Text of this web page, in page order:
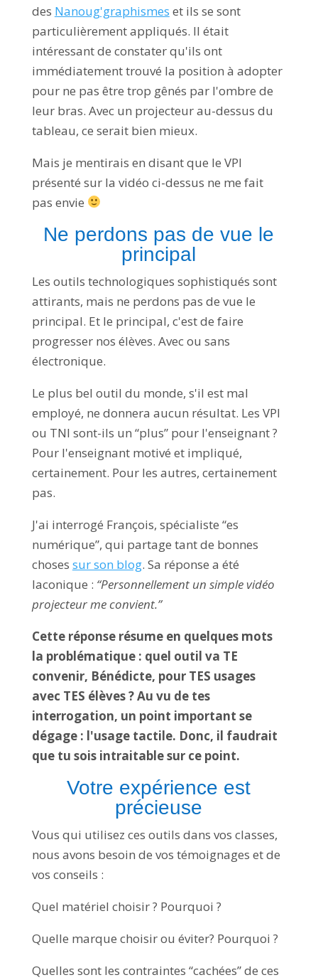
des Nanoug'graphismes et ils se sont
particulièrement appliqués. Il était
intéressant de constater qu'ils ont
immédiatement trouvé la position à adopter
pour ne pas être trop gênés par l'ombre de
leur bras. Avec un projecteur au-dessus du
tableau, ce serait bien mieux.
Mais je mentirais en disant que le VPI
présenté sur la vidéo ci-dessus ne me fait
pas envie
Ne perdons pas de vue le
principal
Les outils technologiques sophistiqués sont
attirants, mais ne perdons pas de vue le
principal. Et le principal, c'est de faire
progresser nos élèves. Avec ou sans
électronique.
Le plus bel outil du monde, s'il est mal
employé, ne donnera aucun résultat. Les VPI
ou TNI sont-ils un “plus” pour l'enseignant ?
Pour l'enseignant motivé et impliqué,
certainement. Pour les autres, certainement
pas.
J'ai interrogé François, spécialiste “es
numérique”, qui partage tant de bonnes
choses sur son blog. Sa réponse a été
laconique : “Personnellement un simple vidéo
projecteur me convient.”
Cette réponse résume en quelques mots
la problématique : quel outil va TE
convenir, Bénédicte, pour TES usages
avec TES élèves ? Au vu de tes
interrogation, un point important se
dégage : l'usage tactile. Donc, il faudrait
que tu sois intraitable sur ce point.
Votre expérience est
précieuse
Vous qui utilisez ces outils dans vos classes,
nous avons besoin de vos témoignages et de
vos conseils :
Quel matériel choisir ? Pourquoi ?
Quelle marque choisir ou éviter? Pourquoi ?
Quelles sont les contraintes “cachées” de ces